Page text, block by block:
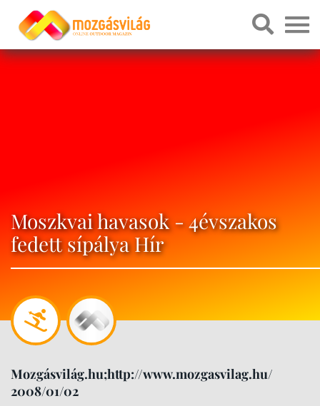
Moszkvai havasok - 4évszakos
fedett sípálya Hír
Mozgásvilág.hu;http://www.mozgasvilag.hu/
2008/01/02